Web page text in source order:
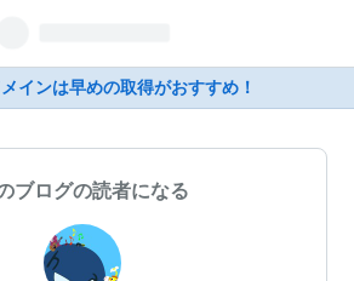
インは早めの取得がおすすめ！
ブログの読者になる